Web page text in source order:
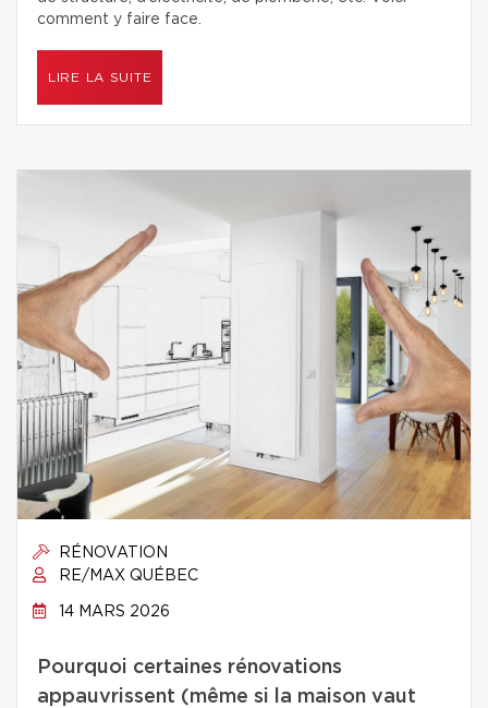
comment y faire face.
LIRE LA SUITE
RÉNOVATION
RE/MAX QUÉBEC
14 MARS 2026
Pourquoi certaines rénovations
appauvrissent (même si la maison vaut